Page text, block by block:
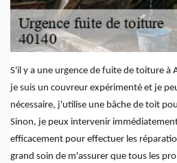
S'il y a une urgence de fuite de toiture à
je suis un couvreur expérimenté et je
nécessaire, j'utilise une bâche de toit
Sinon, je peux intervenir
efficacement pour effectuer les
grand soin de m'assurer que tous les